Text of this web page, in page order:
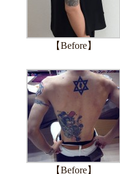
【Before】
【Before】